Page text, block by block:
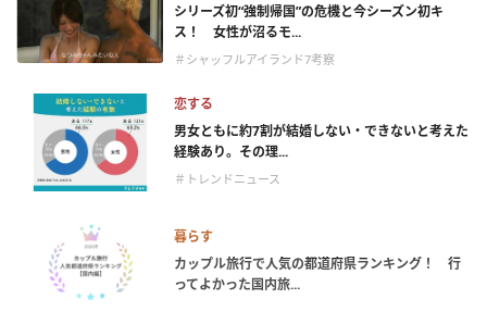
シリーズ初“強制帰国”の危機と今シーズン初キ
ス！ 女性が沼るモ...
＃シャッフルアイランド7考察
恋する
男女ともに約7割が結婚しない・できないと考えた
経験あり。その理...
＃トレンドニュース
暮らす
カップル旅行で人気の都道府県ランキング！ 行
ってよかった国内旅...